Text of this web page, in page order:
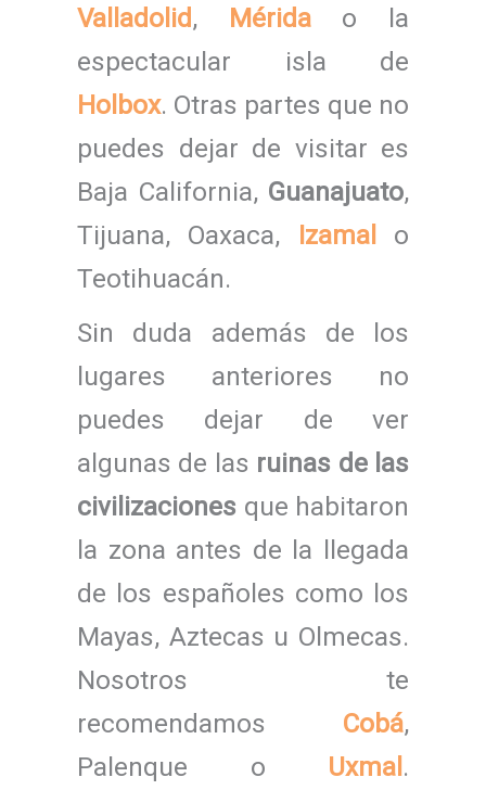
Valladolid , Méridao la
espectacular isla de
Holbox. Otras partes que no
puedes dejar de visitar es
Baja California, Guanajuato,
Tijuana, Oaxaca, Izamal
o
Teotihuacán.
Sin duda además de los
lugares anteriores no
puedes dejar de ver
algunas de las ruinas de las
civilizaciones que habitaron
la zona antes de la llegada
de los españoles como los
Mayas, Aztecas u Olmecas.
Nosotros te
recomendamos Cobá,
Palenque o Uxmal .